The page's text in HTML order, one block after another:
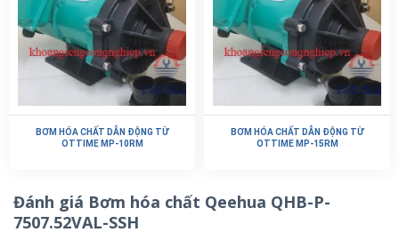
BƠM HÓA CHẤT DẪN ĐỘNG TỪ
OTTIME MP-10RM
BƠM HÓA CHẤT DẪN ĐỘNG TỪ
OTTIME MP-15RM
Đánh giá Bơm hóa chất Qeehua QHB-P-
7507.52VAL-SSH